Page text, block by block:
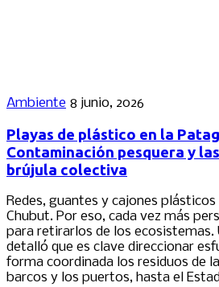
Ambiente 8 junio, 2026
Playas de plástico en la
Contaminación pesquera y
brújula colectiva
Redes, guantes y cajones
Chubut. Por eso, cada vez más
para retirarlos de los ecosistemas.
detalló que es clave direccionar
forma coordinada los residuos de
barcos y los puertos, hasta el